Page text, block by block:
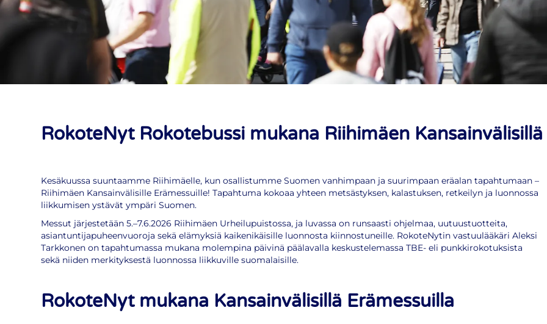
RokoteNyt Rokotebussi mukana Riihimäen
Kesäkuussa suuntaamme Riihimäelle, kun osallistumme Suomen vanhimpaan ja suurimpaan eräalan tapahtumaan –
Riihimäen Kansainvälisille Erämessuille! Tapahtuma kokoaa yhteen metsästyksen, kalastuksen, retkeilyn ja luonnossa
liikkumisen ystävät ympäri Suomen.
Messut järjestetään 5.–7.6.2026 Riihimäen Urheilupuistossa, ja luvassa on runsaasti ohjelmaa, uutuustuotteita,
asiantuntijapuheenvuoroja sekä elämyksiä kaikenikäisille luonnosta kiinnostuneille. RokoteNytin vastuulääkäri Aleksi
Tarkkonen on tapahtumassa mukana molempina päivinä päälavalla keskustelemassa TBE- eli punkkirokotuksista
sekä niiden merkityksestä luonnossa liikkuville suomalaisille.
RokoteNyt mukana Kansainvälisillä Erämessuilla